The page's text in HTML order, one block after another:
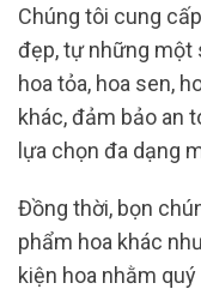
Chúng tôi cung
đẹp, tự những một
hoa tỏa, hoa sen,
khác, đảm bảo an
lựa chọn đa dạng
Đồng thời, bọn
phẩm hoa khác
kiện hoa nhằm